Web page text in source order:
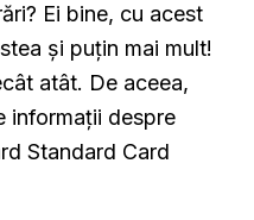
Ei bine, cu acest
și puțin mai mult!
atât. De aceea,
informații despre
Standard Card